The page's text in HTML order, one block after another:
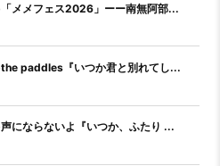
メメフェス2026」ーー南無阿部...
paddles『いつか君と別れてし...
にならないよ『いつか、ふたり ...